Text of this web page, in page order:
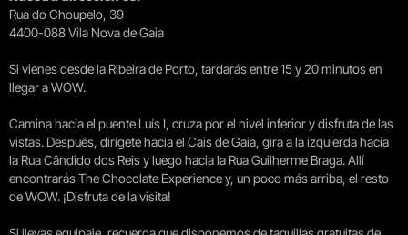
Rua do Choupelo, 39
4400-088 Vila Nova de Gaia
Si vienes desde la Ribeira de Porto, tardarás entre 15 y 20 minutos en
llegar a WOW.
Camina hacia el puente Luís I, cruza por el nivel inferior y disfruta de las
vistas. Después, dirígete hacia el Cais de Gaia, gira a la izquierda hacia
la Rua Cândido dos Reis y luego hacia la Rua Guilherme Braga. Allí
encontrarás The Chocolate Experience y, un poco más arriba, el resto
de WOW. ¡Disfruta de la visita!